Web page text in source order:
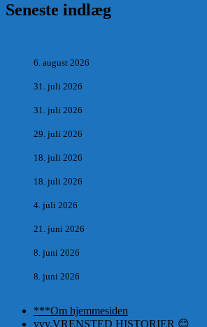
Seneste indlæg
6. august 2026
31. juli 2026
31. juli 2026
29. juli 2026
18. juli 2026
18. juli 2026
4. juli 2026
21. juni 2026
8. juni 2026
8. juni 2026
***Om hjemmesiden
vvv.VRENSTED HISTORIER 😊